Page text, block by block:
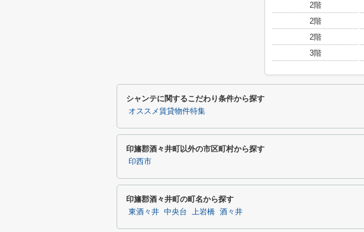
2階
2階
2階
3階
シャンテに関するこだわり条件から探す
オススメ賃貸物件特集
印旛郡酒々井町以外の市区町村から探す
印西市
印旛郡酒々井町の町名から探す
東酒々井 中央台 上岩橋 酒々井